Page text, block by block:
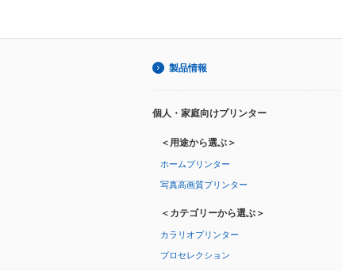
製品情報
個人・家庭向けプリンター
＜用途から選ぶ＞
ホームプリンター
写真高画質プリンター
＜カテゴリーから選ぶ＞
カラリオプリンター
プロセレクション